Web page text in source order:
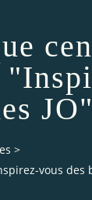
JO"
>
vous des